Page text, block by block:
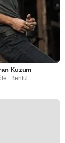
Kuzum
: Behlül